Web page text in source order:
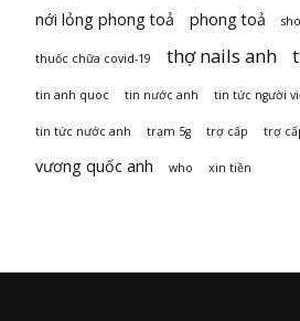
nới lỏng phong toả phong toả
thuốc chữa covid-19 thợ nails anh
tin anh quoc tin nước anh tin tức người
tin tức nước anh trạm 5g trợ cấp trợ
vương quốc anh who xin tiền